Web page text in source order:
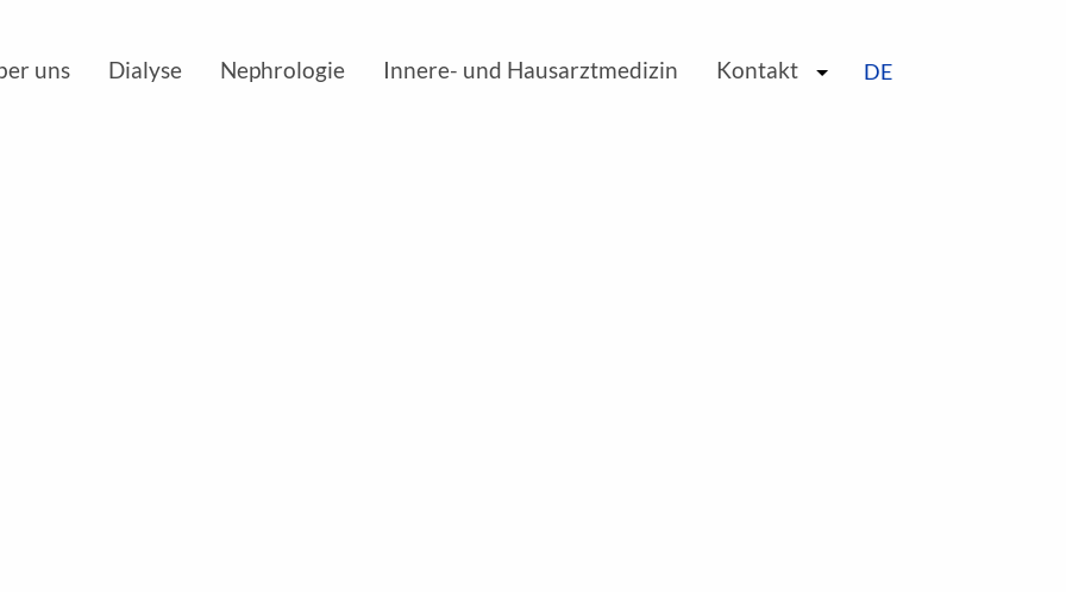
uns Dialyse Nephrologie Innere- und Hausarztmedizin Kontakt
DE